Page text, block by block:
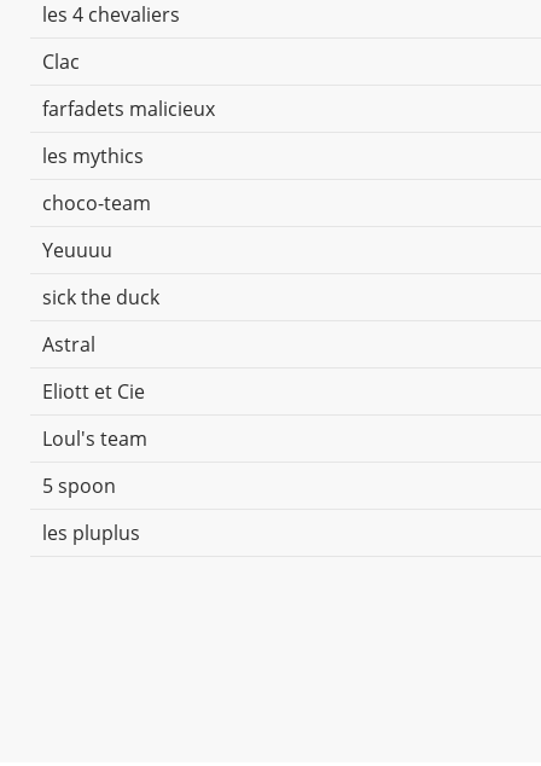
les 4 chevaliers
Clac
farfadets malicieux
les mythics
choco-team
Yeuuuu
sick the duck
Astral
Eliott et Cie
Loul's team
5 spoon
les pluplus